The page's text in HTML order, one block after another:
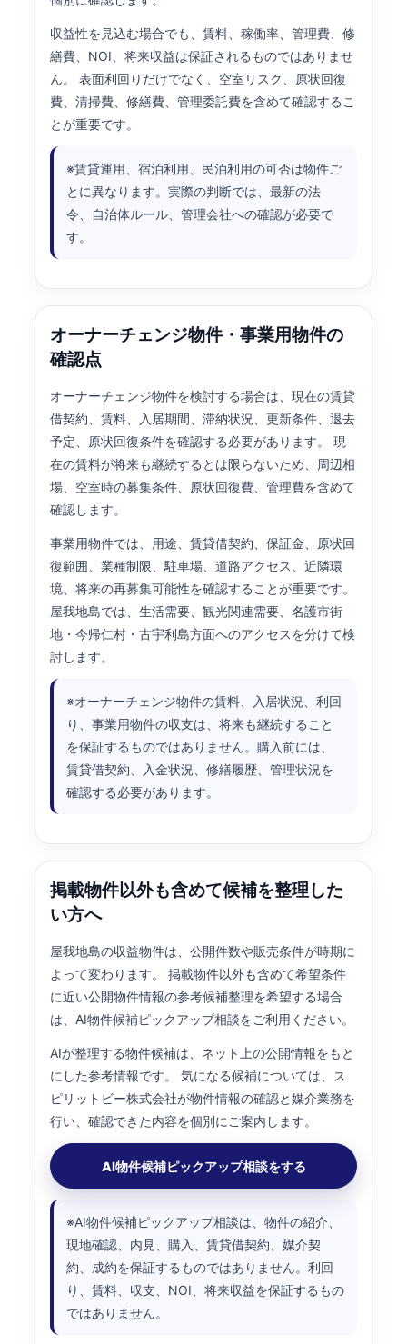
収益性を見込む場合でも、賃料、稼働率、管理費、修
繕費、NOI、将来収益は保証されるものではありませ
ん。 表面利回りだけでなく、空室リスク、原状回復
費、清掃費、修繕費、管理委託費を含めて確認するこ
とが重要です。
※賃貸運用、宿泊利用、民泊利用の可否は物件ご
とに異なります。実際の判断では、最新の法
令、自治体ルール、管理会社への確認が必要で
す。
オーナーチェンジ物件・事業用物件の
確認点
オーナーチェンジ物件を検討する場合は、現在の賃貸
借契約、賃料、入居期間、滞納状況、更新条件、退去
予定、原状回復条件を確認する必要があります。 現
在の賃料が将来も継続するとは限らないため、周辺相
場、空室時の募集条件、原状回復費、管理費を含めて
確認します。
事業用物件では、用途、賃貸借契約、保証金、原状回
復範囲、業種制限、駐車場、道路アクセス、近隣環
境、将来の再募集可能性を確認することが重要です。
屋我地島では、生活需要、観光関連需要、名護市街
地・今帰仁村・古宇利島方面へのアクセスを分けて検
討します。
※オーナーチェンジ物件の賃料、入居状況、利回
り、事業用物件の収支は、将来も継続すること
を保証するものではありません。購入前には、
賃貸借契約、入金状況、修繕履歴、管理状況を
確認する必要があります。
掲載物件以外も含めて候補を整理した
い方へ
屋我地島の収益物件は、公開件数や販売条件が時期に
よって変わります。 掲載物件以外も含めて希望条件
に近い公開物件情報の参考候補整理を希望する場合
は、AI物件候補ピックアップ相談をご利用ください。
AIが整理する物件候補は、ネット上の公開情報をもと
にした参考情報です。 気になる候補については、ス
ピリットビー株式会社が物件情報の確認と媒介業務を
行い、確認できた内容を個別にご案内します。
AI物件候補ピックアップ相談をする
※AI物件候補ピックアップ相談は、物件の紹介、
現地確認、内見、購入、賃貸借契約、媒介契
約、成約を保証するものではありません。利回
り、賃料、収支、NOI、将来収益を保証するもの
ではありません。